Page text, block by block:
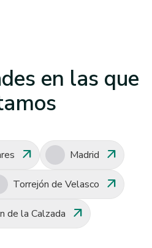
en las que
arrow_outward Madrid arrow_outward
Torrejón de Velasco arrow_outward
de la Calzada arrow_outward